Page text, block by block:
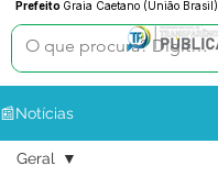
Prefeito Graia Caetano (União Brasil)
📰Notícias
Geral